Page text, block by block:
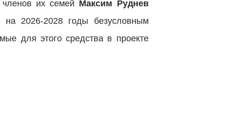
их семей Максим Руднев
на 2026-2028 годы безусловным
для этого средства в проекте